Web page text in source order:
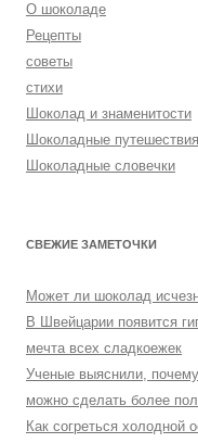
О шоколаде
Рецепты
советы
стихи
Шоколад и знаменитости
Шоколадные путешествия
Шоколадные словечки
СВЕЖИЕ ЗАМЕТОЧКИ
Может ли шоколад
В Швейцарии появится
мечта всех сладкоежек
Ученые выяснили,
можно сделать более
Как согреться